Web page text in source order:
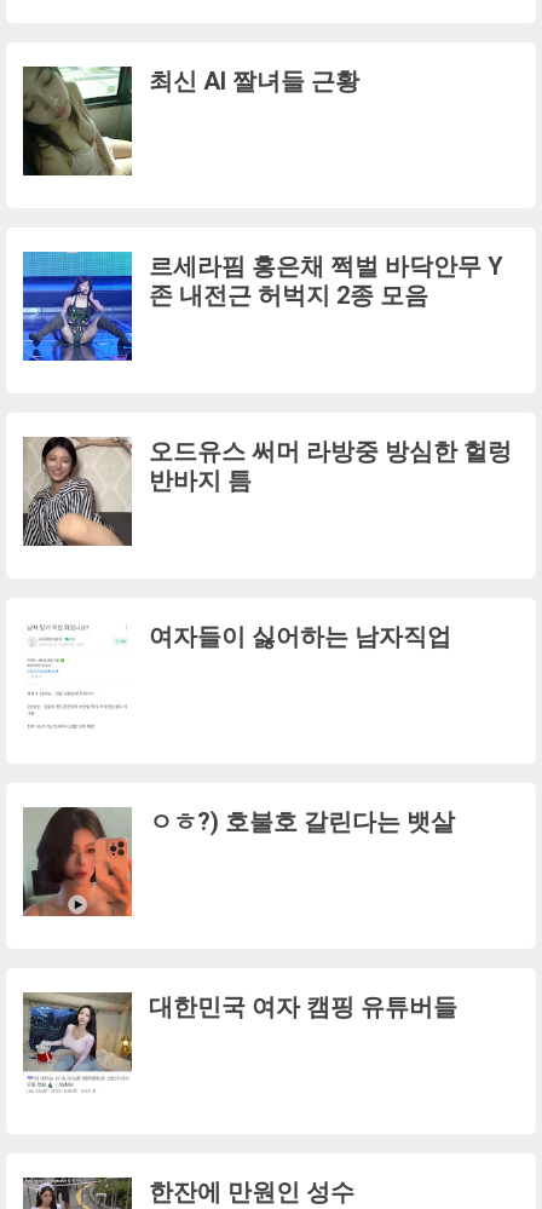
최신 AI 짤녀들 근황
르세라핌 홍은채 쩍벌 바닥안무 Y
존 내전근 허벅지 2종 모음
오드유스 써머 라방중 방심한 헐렁
반바지 틈
여자들이 싫어하는 남자직업
ㅇㅎ?) 호불호 갈린다는 뱃살
대한민국 여자 캠핑 유튜버들
한잔에 만원인 성수